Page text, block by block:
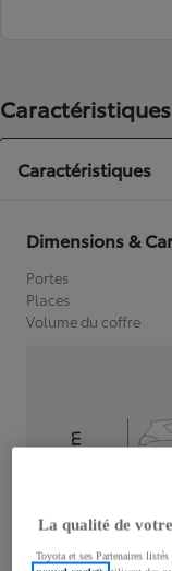
Caractéristiques
Caractéristiques
Dimensions &
Portes
Places
Volume du coffre
mm
La qualité de
Toyota et ses Partenaires